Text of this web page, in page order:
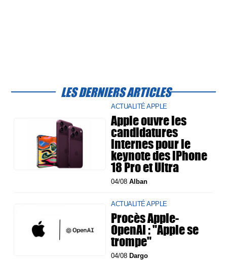
LES DERNIERS ARTICLES
ACTUALITÉ APPLE
Apple ouvre les
candidatures
internes pour le
keynote des iPhone
18 Pro et Ultra
04/08Alban
ACTUALITÉ APPLE
Procès Apple-
OpenAI : "Apple se
trompe"
04/08 Dargo